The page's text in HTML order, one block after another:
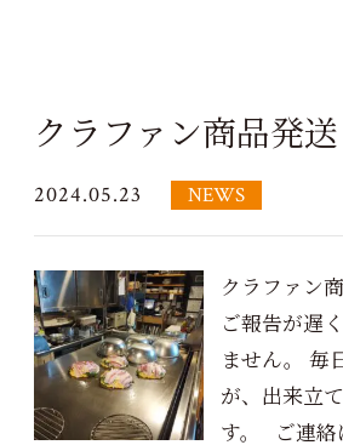
クラファン商品発送
2024.05.23 NEWS
クラファン
ご報告が遅
ません。 毎
が、出来立
す。 ご連絡